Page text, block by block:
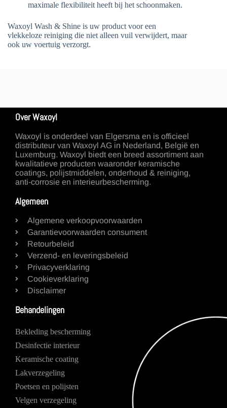
maximale flexibiliteit heeft bij het schoonmaken.
Waxoyl Wash & Shine is uw product voor een
vlekkeloze reiniging die niet alleen vuil verwijdert, maar
ook uw voertuig verzorgt.
Over Waxoyl
Waxoyl is onderdeel van Elgersma en is officieel
distributeur van Waxoyl AG in Nederland, België en
Luxemburg. Waxoyl biedt een breed assortiment aan
kwalitatieve producten waaronder keramische
coatings, polijstmiddelen, onderhoud & reiniging,
anti-corrosie en interieurbescherming.
Algemeen
Algemene verkoopvoorwaarden
Garantievoorwaarden consument
Retourbeleid
Verzend- en leveringsbeleid
Privacyverklaring
Cookieverklaring
Disclaimer
Behandelingen
Bekleding bescherming
Desinfectie interieur
Keramische coating
Lakverzegeling
Poetsen en polijsten
Velgen verzegeling